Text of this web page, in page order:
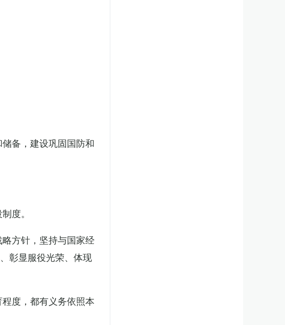
备，建设巩固国防和
度。
方针，坚持与国家经
彰显服役光荣、体现
度，都有义务依照本